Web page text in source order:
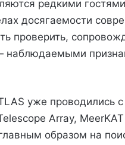
редкими
досягаемости
проверить,
уже проводились
Array,
образом на